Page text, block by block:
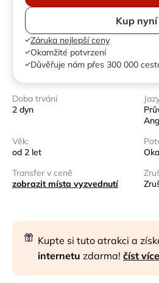
Kup nyní
Záruka nejlepší ceny
Okamžité potvrzení
Důvěřuje nám přes 300 000
Doba trvání
2 dyn
Věk:
od 2 let
Transfer v ceně
zobrazit místa vyzvednutí
Kupte si tuto atrakci a
internetu zdarma! číst více